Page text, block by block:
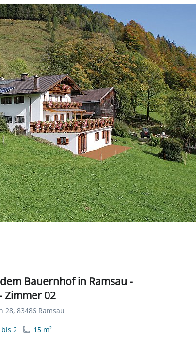
Bauernhof in Ramsau -
Zimmer 02
28, 83486 Ramsau
bis 2
15 m²